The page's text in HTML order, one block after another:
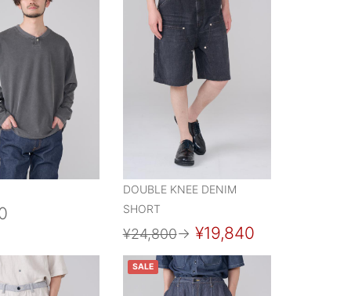
DOUBLE KNEE DENIM
SHORT
¥24,800→ ¥19,840
SALE